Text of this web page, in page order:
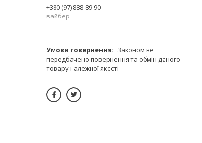
+380 (97) 888-89-90
вайбер
Законом не
передбачено повернення та обмін даного
товару належної якості